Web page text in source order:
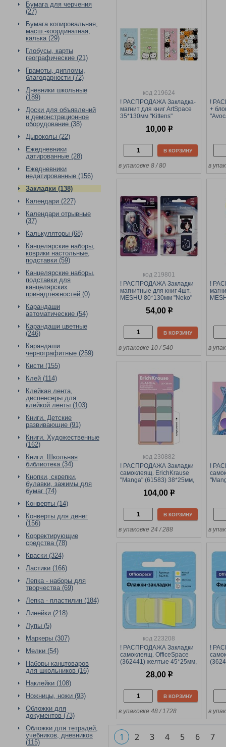
Бумага для черчения
(27)
Бумага копировальная,
масш.-координатная,
калька (29)
Глобусы, карты
географические (21)
Грамоты, дипломы,
благодарности (72)
Дневники школьные
(189)
Доски для объявлений
и демонстрационное
оборудование (38)
Дыроколы (22)
Ежедневники
датированные (28)
Ежедневники
недатированные (156)
Закладки (138)
Календари (227)
Календари отрывные
(37)
Калькуляторы (68)
Канцелярские наборы,
коврики настольные,
подставки (59)
Канцелярские наборы,
подставки для
канцелярских
принадлежностей (0)
Карандаши
автоматические (54)
Карандаши цветные
(246)
Карандаши
чернографитные (259)
Кисти (155)
Клей (114)
Клейкая лента,
диспенсеры для
клейкой ленты (103)
Книги. Детские
развивающие (91)
Книги. Художественные
(162)
Книги. Школьная
библиотека (34)
Кнопки, скрепки,
булавки, зажимы для
бумаг (74)
Конверты (14)
Конверты для денег
(156)
Корректирующие
средства (78)
Краски (324)
Ластики (166)
Лепка - наборы для
творчества (69)
Лепка - пластилин (184)
Линейки (218)
Лупы (5)
Маркеры (307)
Мелки (54)
Наборы канцтоваров
для школьников (16)
Наклейки (108)
Ножницы, ножи (93)
Обложки для
документов (73)
Обложки для тетрадей,
учебников, дневников
(115)
код 219624
! РАСПРОДАЖА Закладка-
магнит для книг ArtSpace
35*130мм "Kittens"
10,00 р
В КОРЗИНУ
в упаковке 8 / 80
!
+
в
код 219801
! РАСПРОДАЖА Закладки
магнитные для книг 4шт.
MESHU 80*130мм "Neko"
54,00 р
В КОРЗИНУ
в упаковке 10 / 540
!
в
код 230882
! РАСПРОДАЖА Закладки
самоклеящ. ErichKrause
"Manga" (61583) 38*25мм,
104,00 р
В КОРЗИНУ
в упаковке 24 / 288
!
в
код 223208
! РАСПРОДАЖА Закладки
самоклеящ. OfficeSpace
(362441) желтые 45*25мм,
28,00 р
В КОРЗИНУ
в упаковке 48 / 1728
!
в
1 2 3 4 5 6 7